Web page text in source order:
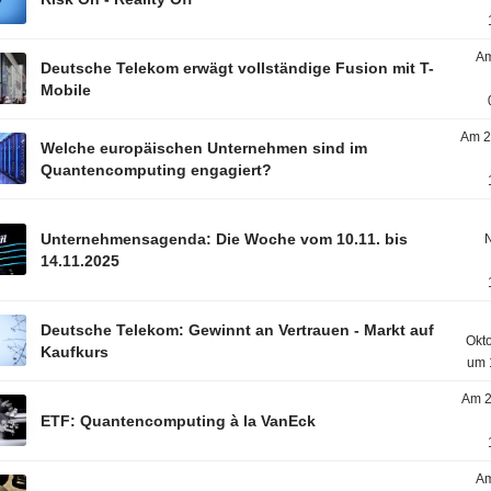
Deutsche Telekom erwägt vollständige Fusion mit T-
Mobile
Welche europäischen Unternehmen sind im
Quantencomputing engagiert?
Am
Unternehmensagenda: Die Woche vom 10.11. bis
14.11.2025
Deutsche Telekom: Gewinnt an Vertrauen - Markt auf
Kaufkurs
um
ETF: Quantencomputing à la VanEck
Am